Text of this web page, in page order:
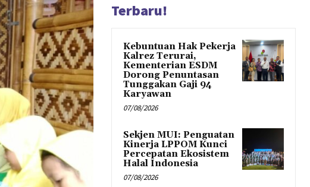
Terbaru!
Kebuntuan Hak Pekerja
Kalrez Terurai,
Kementerian ESDM
Dorong Penuntasan
Tunggakan Gaji 94
Karyawan
07/08/2026
Sekjen MUI: Penguatan
Kinerja LPPOM Kunci
Percepatan Ekosistem
Halal Indonesia
07/08/2026